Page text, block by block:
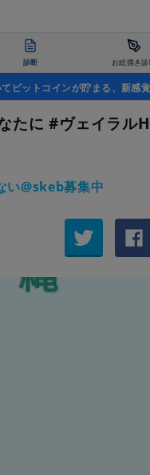
診断 お絵描き
ビットコインが貯まる、新感
たに #ヴェイラル
い@skeb募集中